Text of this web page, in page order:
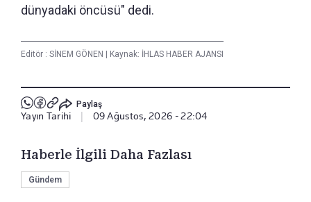
dünyadaki öncüsü" dedi.
Editör : SİNEM GÖNEN Kaynak: İHLAS HABER AJANSI
Paylaş
Yayın Tarihi 09 Ağustos, 2026 - 22:04
Haberle İlgili Daha Fazlası
Gündem